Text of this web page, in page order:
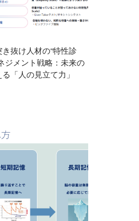
き抜け人材の“特性診
ジメント戦略：未来の
「人の見立て力」